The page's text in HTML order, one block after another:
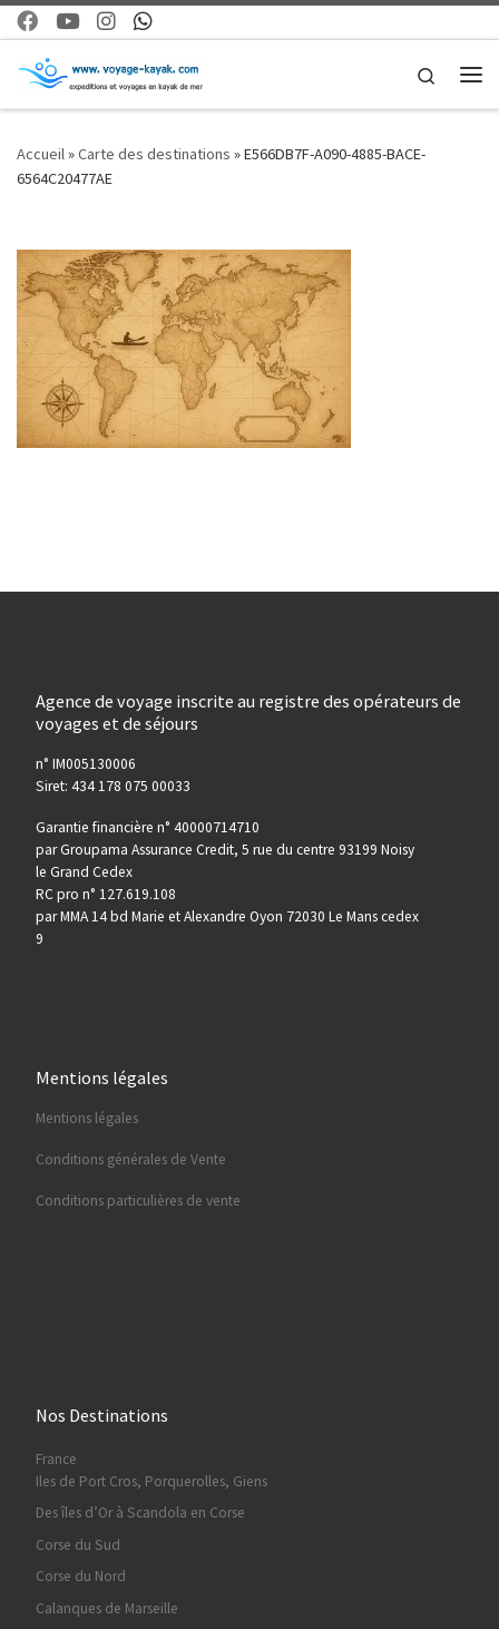
Skip to content
Search
Accueil»Carte des destinations »E566DB7F-A090-4885-BACE-
6564C20477AE
Agence de voyage inscrite au registre des opérateurs de
voyages et de séjours
n° IM005130006
Siret: 434 178 075 00033
Garantie financière n° 40000714710
par Groupama Assurance Credit, 5 rue du centre 93199 Noisy
le Grand Cedex
RC pro n° 127.619.108
par MMA 14 bd Marie et Alexandre Oyon 72030 Le Mans cedex
9
Mentions légales
Mentions légales
Conditions générales de Vente
Conditions particulières de vente
Nos Destinations
France
Iles de Port Cros, Porquerolles, Giens
Des îles d’Or à Scandola en Corse
Corse du Sud
Corse du Nord
Calanques de Marseille